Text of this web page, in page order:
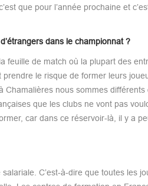
que pour l’année prochaine et
dans le championnat ?
feuille de match où la plupart des
le risque de former leurs
nous sommes
que les clubs ne vont pas
car dans ce réservoir-là, il y a
C’est-à-dire que toutes les